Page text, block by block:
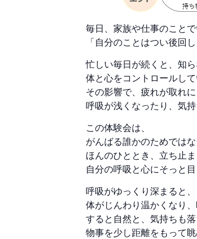
毎日、家族や仕事のことで
「自分のことはつい後回
忙しい毎日が続くと、知
体と心をコントロールし
その影響で、疲れが取れに
呼吸が浅くなったり、気
この体験会は、
がんばる誰かのためでは
ほんのひととき、立ち止ま
自分の呼吸と心にそっと
呼吸がゆっくり深まると、
体がじんわり温かくなり
すると自然と、気持ちも落
物事を少し距離をもって